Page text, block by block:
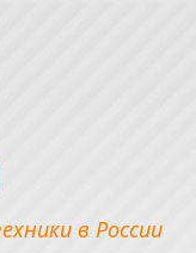
в России